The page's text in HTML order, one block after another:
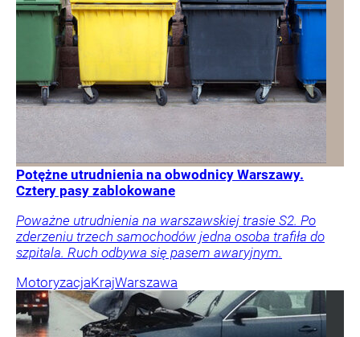
Potężne utrudnienia na obwodnicy Warszawy.
Cztery pasy zablokowane
Poważne utrudnienia na warszawskiej trasie S2. Po
zderzeniu trzech samochodów jedna osoba trafiła do
szpitala. Ruch odbywa się pasem awaryjnym.
MotoryzacjaKrajWarszawa